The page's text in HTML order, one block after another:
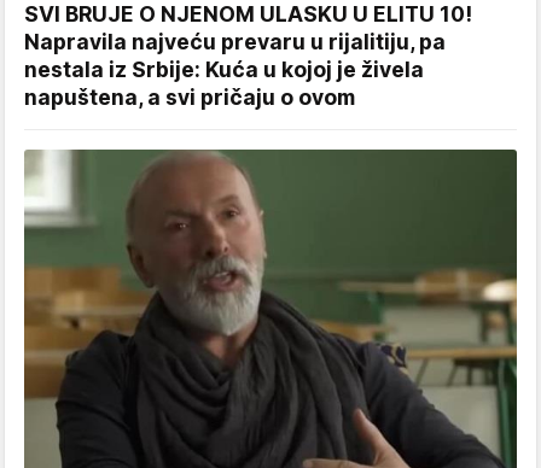
SVI BRUJE O NJENOM ULASKU U ELITU 10!
Napravila najveću prevaru u rijalitiju, pa
nestala iz Srbije: Kuća u kojoj je živela
napuštena, a svi pričaju o ovom